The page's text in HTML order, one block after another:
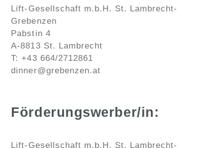
Lift-Gesellschaft m.b.H. St. Lambrecht-
Grebenzen
Pabstin 4
A-8813 St. Lambrecht
T: +43 664/2712861
dinner@grebenzen.at
Förderungswerber/in:
Lift-Gesellschaft m.b.H. St. Lambrecht-